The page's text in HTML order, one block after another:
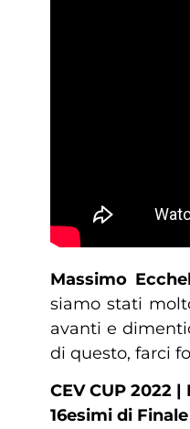
Massimo
siamo stati
avanti e
di questo, farci
CEV CUP 2022 |
16esimi di